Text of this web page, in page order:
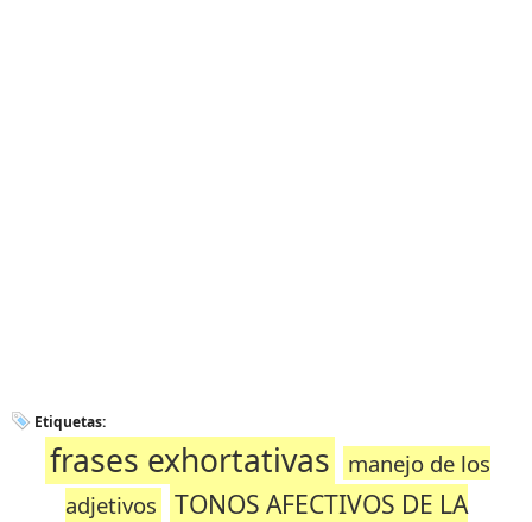
Etiquetas:
frases exhortativas
manejo de los
adjetivos
TONOS AFECTIVOS DE LA